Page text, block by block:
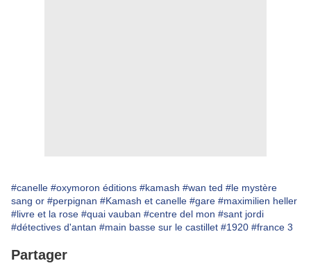
#canelle #oxymoron éditions #kamash #wan ted #le mystère
sang or #perpignan #Kamash et canelle #gare #maximilien heller
#livre et la rose #quai vauban #centre del mon #sant jordi
#détectives d'antan #main basse sur le castillet #1920 #france 3
Partager